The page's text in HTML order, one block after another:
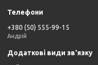
+380 (50) 555-99-15
Андрій